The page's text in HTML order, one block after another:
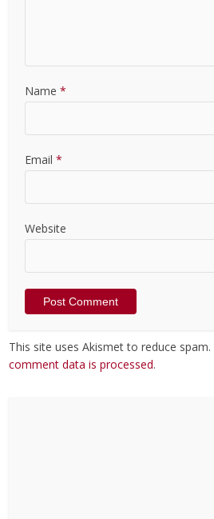
Name *
Email *
Website
This site uses Akismet to reduce spam.
comment data is processed.